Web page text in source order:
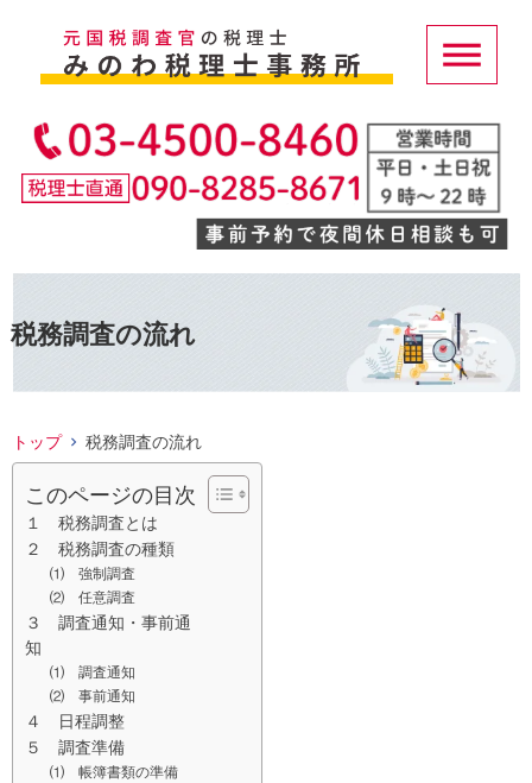
税務調査の流れ
トップ 税務調査の流れ
このページの目次
１ 税務調査とは
２ 税務調査の種類
⑴ 強制調査
⑵ 任意調査
３ 調査通知・事前通
知
⑴ 調査通知
⑵ 事前通知
４ 日程調整
５ 調査準備
⑴ 帳簿書類の準備